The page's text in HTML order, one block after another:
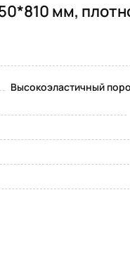
мм,
Высокоэластичный